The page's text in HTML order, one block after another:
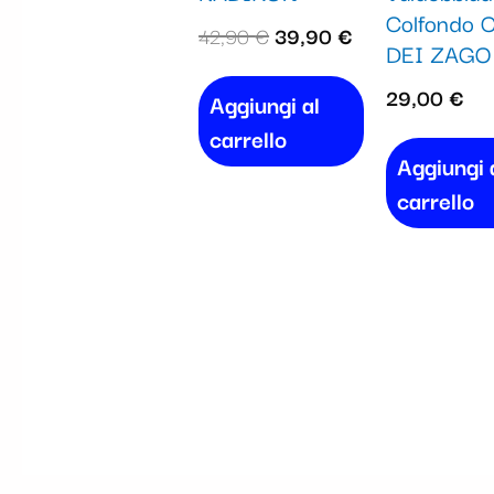
42,90€39,90€
Aggiungi al
carrello
Colfondo
DEI ZAGO
29,00€
Aggiungi
carrello